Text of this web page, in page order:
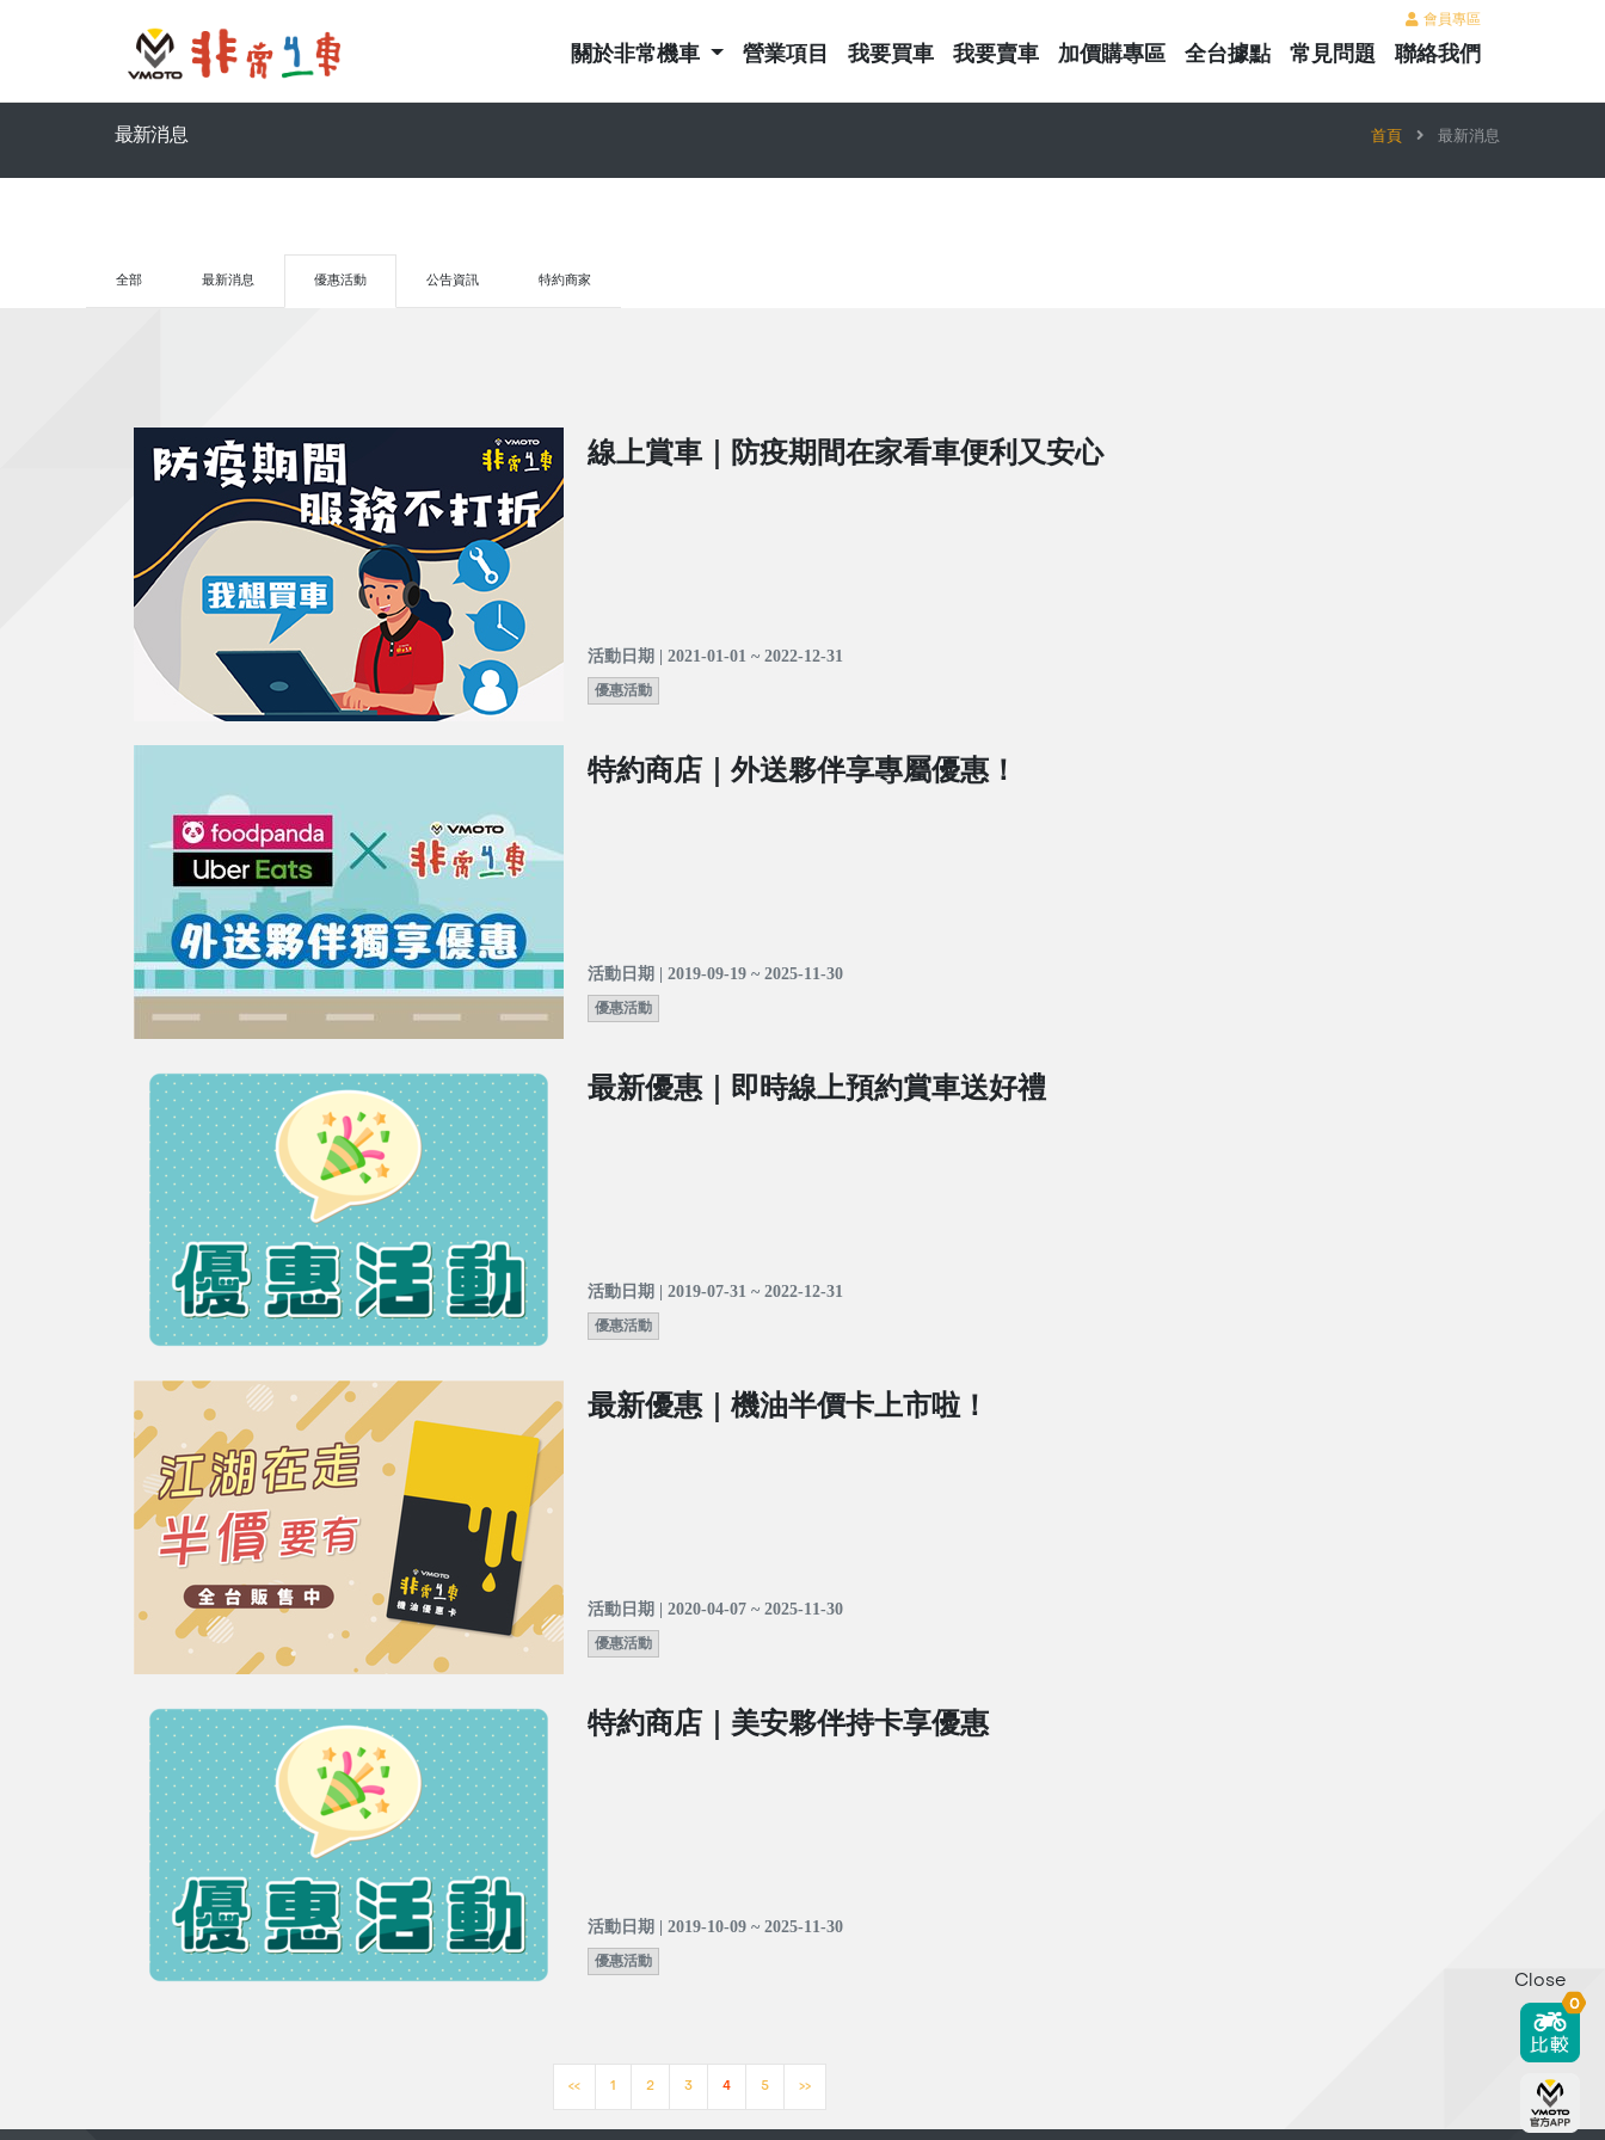
會員專區
關於非常機車 營業項目 我要買車 我要賣車 加價購專區 全台據點 常見問題 聯絡我們
最新消息 首頁 最新消息
全部 最新消息 優惠活動 公告資訊 特約商家
線上賞車｜防疫期間在家看車便利又安心
活動日期 | 2021-01-01 ~ 2022-12-31
優惠活動
特約商店｜外送夥伴享專屬優惠！
活動日期 | 2019-09-19 ~ 2025-11-30
優惠活動
最新優惠｜即時線上預約賞車送好禮
活動日期 | 2019-07-31 ~ 2022-12-31
優惠活動
最新優惠｜機油半價卡上市啦！
活動日期 | 2020-04-07 ~ 2025-11-30
優惠活動
特約商店｜美安夥伴持卡享優惠
活動日期 | 2019-10-09 ~ 2025-11-30
優惠活動
<< 1 2 3 4 5 >>
Close
0